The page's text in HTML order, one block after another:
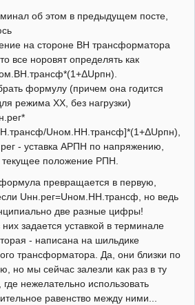
об этом в предыдущем посте,
на стороне ВН трансформатора
все норовят определять как
формулу (причем она годится
режима ХХ, без нагрузки)
Uном.НН.трансф]*(1+ΔUрпн),
- уставка АРПН по напряжению,
положение РПН.
превращается в первую,
Uнн.рег=Uном.НН.трансф, но ведь
две разные цифры!
задается уставкой в терминале
- написана на шильдике
трансформатора. Да, они близки по
но мы сейчас залезли как раз в ту
где нежелательно использовать
равенство между ними...